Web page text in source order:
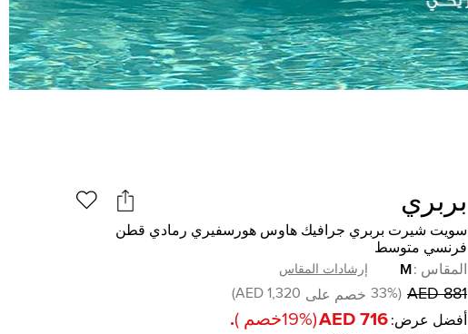
بربري
سويت شيرت بربري جرافيك هاوس هورسفيري رمادي قطن
فرنسي متوسط
المقاس :
M إرشادات المقاس
881 AED
(
33% خصم على 1,320 AED
)
أفضل عرض: 716 AED
(
19% خصم )
.